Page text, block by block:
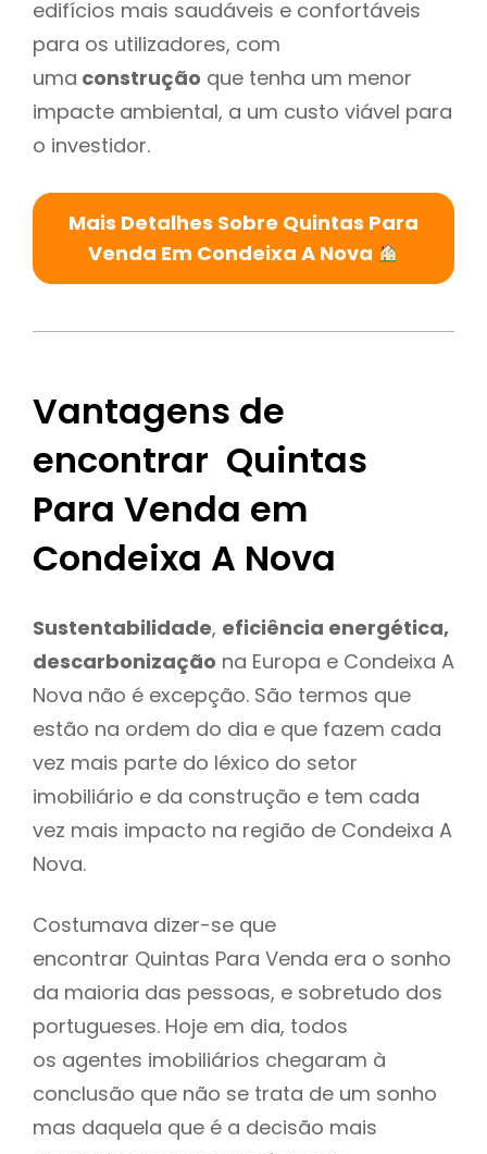
edifícios mais saudáveis e confortáveis
para os utilizadores, com
uma construção que tenha um menor
impacte ambiental, a um custo viável para
o investidor.
Mais Detalhes Sobre Quintas Para
Venda Em Condeixa A Nova
Vantagens de
encontrar Quintas
Para Venda em
Condeixa A Nova
Sustentabilidade, eficiência energética,
descarbonização na Europa e Condeixa A
Nova não é excepção. São termos que
estão na ordem do dia e que fazem cada
vez mais parte do léxico do setor
imobiliário e da construção e tem cada
vez mais impacto na região de Condeixa A
Nova.
Costumava dizer-se que
encontrar Quintas Para Venda era o sonho
da maioria das pessoas, e sobretudo dos
portugueses. Hoje em dia, todos
os agentes imobiliários chegaram à
conclusão que não se trata de um sonho
mas daquela que é a decisão mais